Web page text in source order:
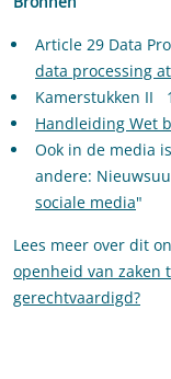
Article 29 Data
data processing
Kamerstukken II
Handleiding Wet
Ook in de media
andere:
sociale media"
Lees meer over dit
openheid van zaken
gerechtvaardigd?